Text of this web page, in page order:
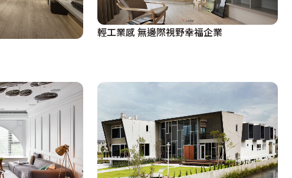
輕工業感 無邊際視野幸福企業